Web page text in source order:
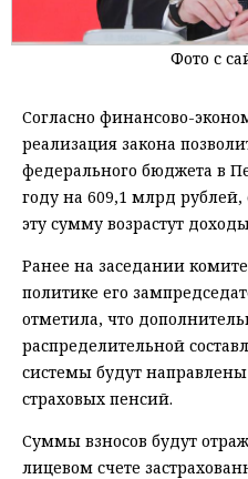
Фото с
Согласно финансово-
реализация закона
федерального бюджета в
году на 609,1 млрд
эту сумму возрастут
Ранее на заседании
политике его
отметила, что
распределительной
системы будут
страховых пенсий.
Суммы взносов будут
лицевом счете